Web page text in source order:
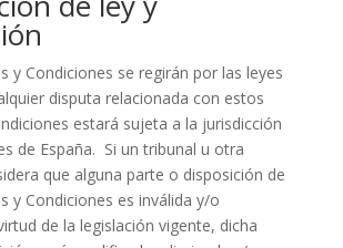
y Condiciones se regirán por las leyes
disputa relacionada con estos
estará sujeta a la jurisdicción
de España. Si un tribunal u otra
que alguna parte o disposición de
y Condiciones es inválida y/o
de la legislación vigente, dicha